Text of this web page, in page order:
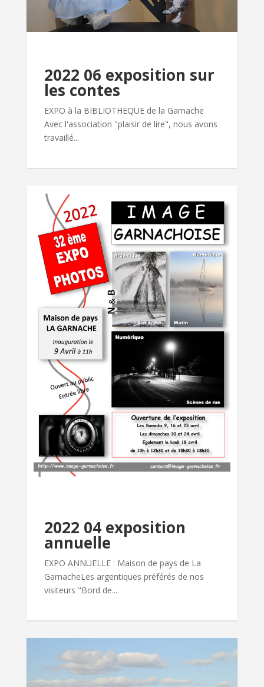
2022 06 exposition sur
les contes
EXPO à la BIBLIOTHEQUE de la Garnache
Avec l'association "plaisir de lire", nous avons
travaillé...
2022 04 exposition
annuelle
EXPO ANNUELLE : Maison de pays de La
GarnacheLes argentiques préférés de nos
visiteurs "Bord de...